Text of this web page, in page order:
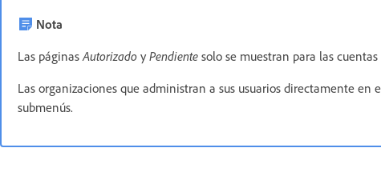
Nota
Las páginas Autorizado y Pendiente solo se muestran para las
Las organizaciones que administran a sus usuarios directamente
submenús.